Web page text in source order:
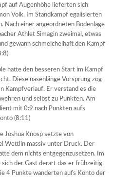
auf Augenhöhe lieferten sich
Volk. Im Standkampf egalisierten
Nach einer angeordneten Bodenlage
Athlet Simagin zweimal, etwas
gewann schmeichelhaft den Kampf
hatte den besseren Start im Kampf
Diese nasenlänge Vorsprung zog
Kampfverlauf. Er verstand es die
und selbst zu Punkten. Am
mit 0:9 nach Punkten aufs
(8:11)
Joshua Knosp setzte von
Wettlin massiv unter Druck. Der
dem nichts entgegenzusetzen. Im
der Gast derart das er frühzeitig
4 Punkte wanderten aufs Konto der